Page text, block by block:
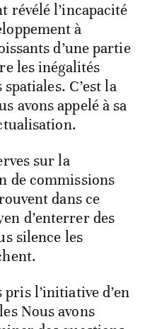
révélé l’incapacité
à
d’une partie
les inégalités
C’est la
avons appelé à sa
sur la
de commissions
dans ce
d’enterrer des
silence les
l’initiative d’en
Nous avons